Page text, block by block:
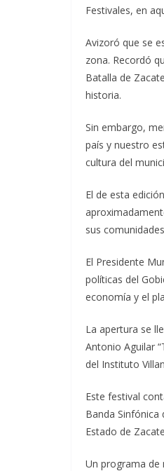
Festivales, en
Avizoró que se
zona. Recordó
Batalla de
historia.
Sin embargo,
país y nuestro
cultura del
El de esta
sus
El Presidente
políticas del
economía y el
La apertura se
Antonio Aguilar
del Instituto
Este festival
Banda Sinfónica
Estado de
Un programa de